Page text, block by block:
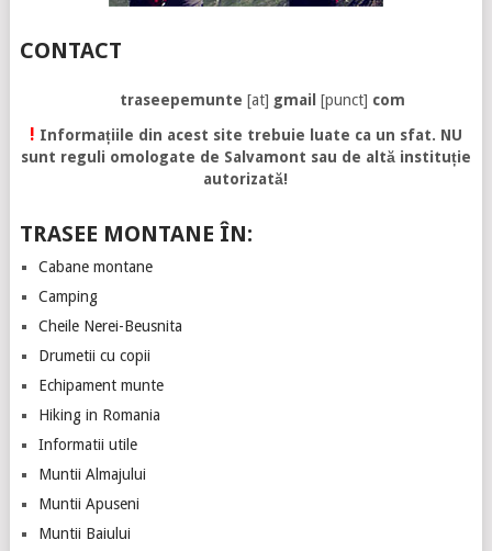
CONTACT
traseepemunte [at] gmail [punct] com
! Informațiile din acest site trebuie luate ca un sfat. NU
sunt reguli omologate de Salvamont sau de altă instituție
autorizată!
TRASEE MONTANE ÎN:
Cabane montane
Camping
Cheile Nerei-Beusnita
Drumetii cu copii
Echipament munte
Hiking in Romania
Informatii utile
Muntii Almajului
Muntii Apuseni
Muntii Baiului